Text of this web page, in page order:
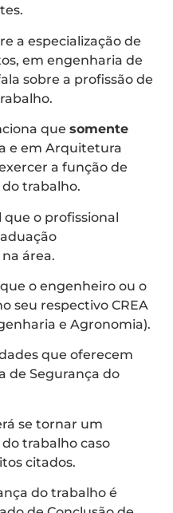
a especialização de
em engenharia de
sobre a profissão de
que somente
e em Arquitetura
a função de
trabalho.
que o profissional
área.
o engenheiro ou o
seu respectivo CREA
e Agronomia).
que oferecem
de Segurança do
se tornar um
trabalho caso
citados.
do trabalho é